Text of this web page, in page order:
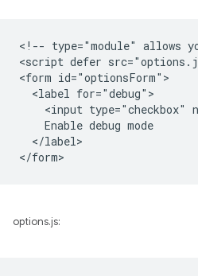
<!-- type="module" allows
<script defer
<form id="optionsForm">
  <label for="debug">
<input type="checkbox"
    Enable debug mode
  </label>
options.js: